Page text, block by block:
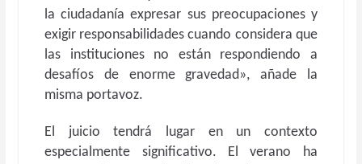
la ciudadanía expresar sus preocupaciones y
exigir responsabilidades cuando considera que
las instituciones no están respondiendo a
desafíos de enorme gravedad», añade la
misma portavoz.
El juicio tendrá lugar en un contexto
especialmente significativo. El verano ha